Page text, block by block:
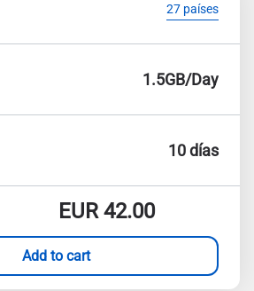
27 países
1.5GB/Day
10 días
EUR42.00
Add to cart